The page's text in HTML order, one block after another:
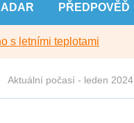
PŘEDPOVĚĎ
s letními teplotami
Aktuální počasí - leden 2024